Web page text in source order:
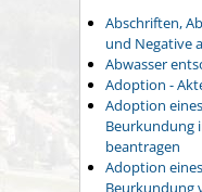
Abschriften,
und Negative
Abwasser
Adoption -
Adoption
Beurkundung
beantragen
Adoption
Beurkundung